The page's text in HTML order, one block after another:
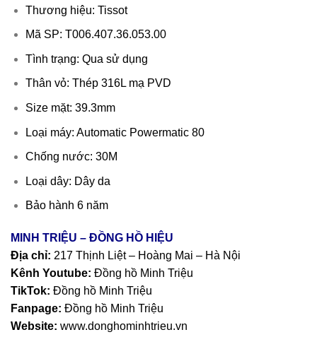
Thương hiệu: Tissot
Mã SP: T006.407.36.053.00
Tình trạng: Qua sử dụng
Thân vỏ: Thép 316L mạ PVD
Size mặt: 39.3mm
Loại máy: Automatic Powermatic 80
Chống nước: 30M
Loại dây: Dây da
Bảo hành 6 năm
MINH TRIỆU – ĐỒNG HỒ HIỆU
Địa chỉ: 217 Thịnh Liệt – Hoàng Mai – Hà Nội
Kênh Youtube: Đồng hồ Minh Triệu
TikTok: Đồng hồ Minh Triệu
Fanpage: Đồng hồ Minh Triệu
Website: www.donghominhtrieu.vn